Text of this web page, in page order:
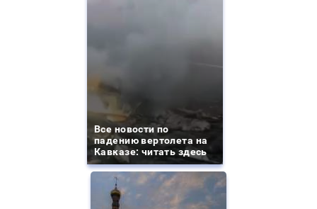
Все новости по
падению вертолета на
Кавказе: читать здесь